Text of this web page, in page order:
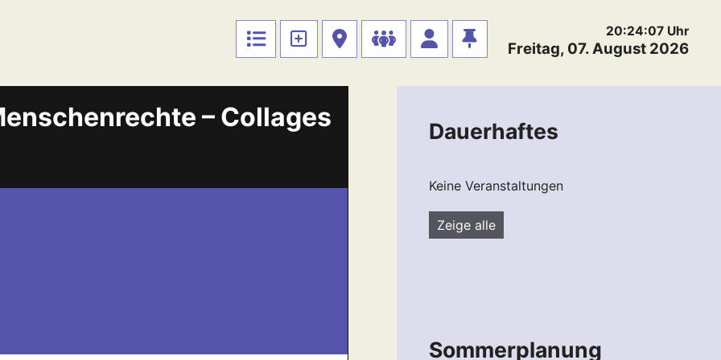
20:24:07 Uhr
Freitag, 07. August 2026
– Collages
Dauerhaftes
Keine Veranstaltungen
Zeige alle
Sommerplanung